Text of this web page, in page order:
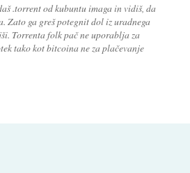
.torrent od kubuntu imaga in vidiš, da
Zato ga greš potegnit dol iz uradnega
Torrenta folk pač ne uporablja za
tako kot bitcoina ne za plačevanje